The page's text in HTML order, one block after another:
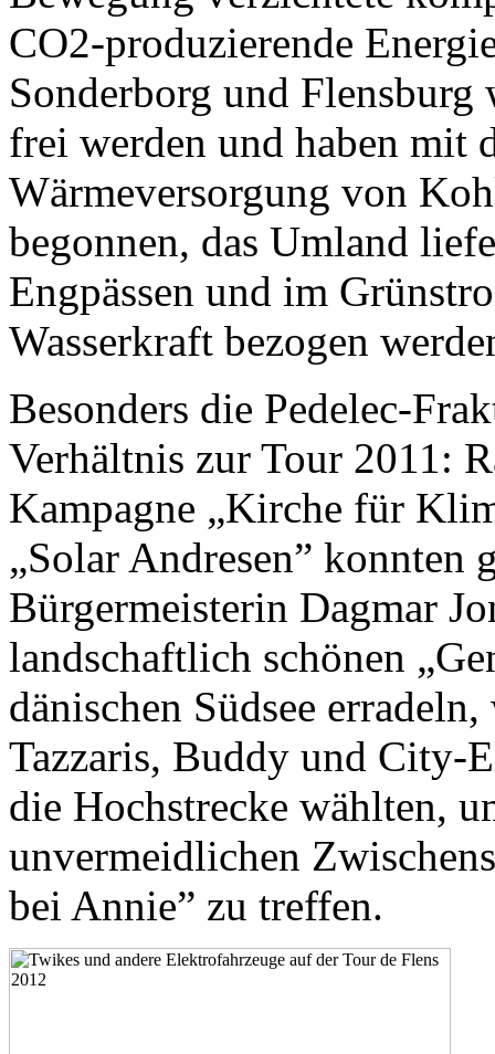
CO2-produzierende
Sonderborg und
frei werden und haben mit
Wärmeversorgung von
begonnen, das Umland
Engpässen und im
Wasserkraft bezogen
Besonders die Pedelec-
Verhältnis zur Tour 2011:
Kampagne „Kirche für
„Solar Andresen” konnten
Bürgermeisterin Dagmar
landschaftlich schönen
dänischen Südsee
Tazzaris, Buddy und City-
die Hochstrecke wählten,
unvermeidlichen
bei Annie” zu treffen.